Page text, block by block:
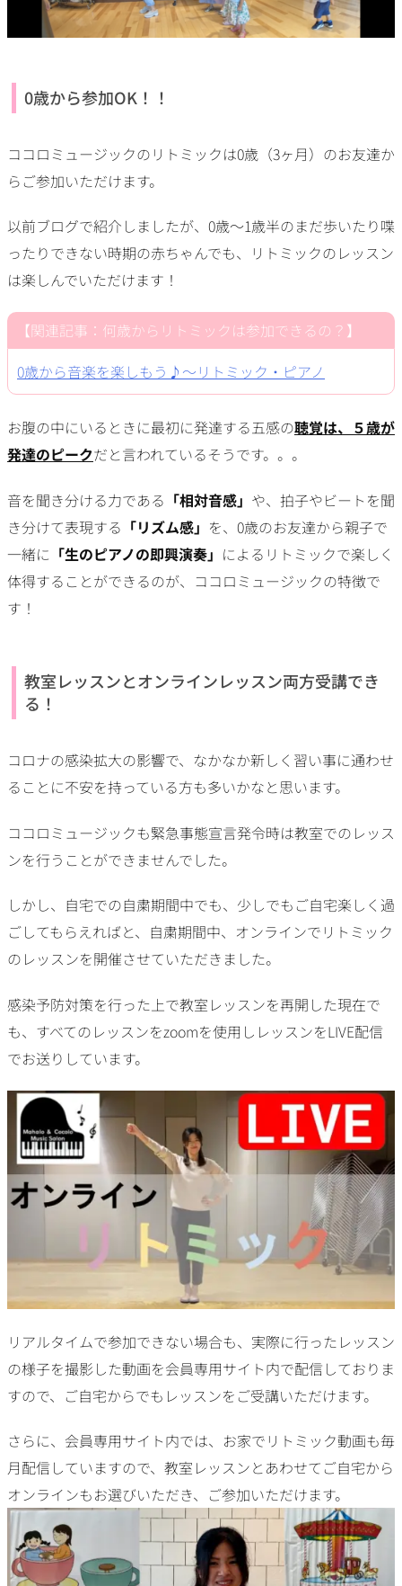
0歳から参加OK！！
ココロミュージックのリトミックは0歳（3ヶ月）のお友達か
らご参加いただけます。
以前ブログで紹介しましたが、0歳～1歳半のまだ歩いたり喋
ったりできない時期の赤ちゃんでも、リトミックのレッスン
は楽しんでいただけます！
【関連記事：何歳からリトミックは参加できるの？】
0歳から音楽を楽しもう♪～リトミック・ピアノ
お腹の中にいるときに最初に発達する五感の聴覚は、５歳が
発達のピークだと言われているそうです。。。
音を聞き分ける力である 「相対音感」 や、拍子やビートを聞
き分けて表現する 「リズム感」 を、0歳のお友達から親子で
一緒に 「生のピアノの即興演奏」 によるリトミックで楽しく
体得することができるのが、ココロミュージックの特徴で
す！
教室レッスンとオンラインレッスン両方受講でき
る！
コロナの感染拡大の影響で、なかなか新しく習い事に通わせ
ることに不安を持っている方も多いかなと思います。
ココロミュージックも緊急事態宣言発令時は教室でのレッス
ンを行うことができませんでした。
しかし、自宅での自粛期間中でも、少しでもご自宅楽しく過
ごしてもらえればと、自粛期間中、オンラインでリトミック
のレッスンを開催させていただきました。
感染予防対策を行った上で教室レッスンを再開した現在で
も、すべてのレッスンをzoomを使用しレッスンをLIVE配信
でお送りしています。
リアルタイムで参加できない場合も、実際に行ったレッスン
の様子を撮影した動画を会員専用サイト内で配信しておりま
すので、ご自宅からでもレッスンをご受講いただけます。
さらに、会員専用サイト内では、お家でリトミック動画も毎
月配信していますので、教室レッスンとあわせてご自宅から
オンラインもお選びいただき、ご参加いただけます。